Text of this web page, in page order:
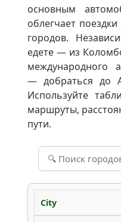
основным
облегчает
городов.
едете — из
международного
— добраться до
Используйте
маршруты,
пути.